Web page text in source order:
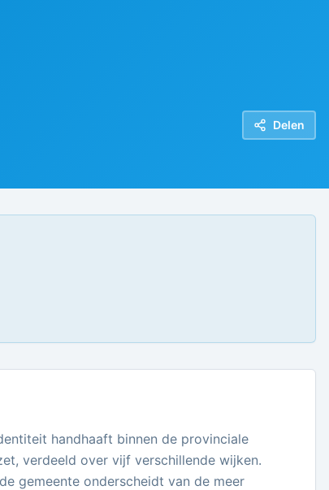
Delen
handhaaft binnen de provinciale
verdeeld over vijf verschillende wijken.
gemeente onderscheidt van de meer